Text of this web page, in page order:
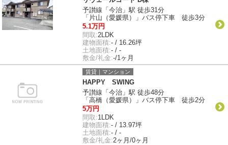
予讃線「今治」駅 徒歩31分
「片山（愛媛県）」バス停下車 徒歩3分
5.1万円
間取:2LDK
建物面積:- / 16.26坪
土地面積:- / -
敷金/礼金:-/1ヶ月
賃貸｜マンション
HAPPY SWING
予讃線「今治」駅 徒歩48分
「高橋（愛媛県）」バス停下車 徒歩2分
5万円
間取:1LDK
建物面積:- / 13.97坪
土地面積:- / -
敷金/礼金:2ヶ月/0ヶ月